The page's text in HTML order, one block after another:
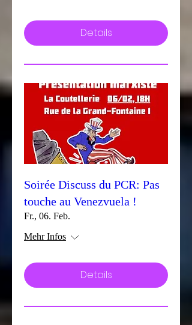
Details
Soirée Discuss du PCR: Pas
touche au Venezvuela !
Fr., 06. Feb.
Mehr Infos
Details